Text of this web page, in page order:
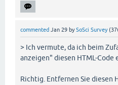
commented Jan 29 bySoSci Survey (
> Ich vermute, da ich beim
anzeigen" diesen HTML-Code
Richtig. Entfernen Sie diesen